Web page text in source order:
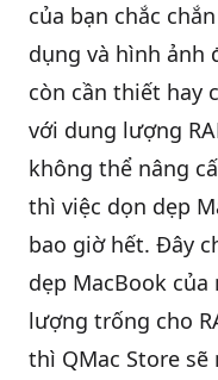
Thay Linh Kiện
của bạn chắc
dụng và hình
còn cần thiết hay
với dung lượng
không thể nâng
thì việc dọn dẹp
bao giờ hết. Đây
dẹp MacBook
lượng trống cho
thì QMac Store